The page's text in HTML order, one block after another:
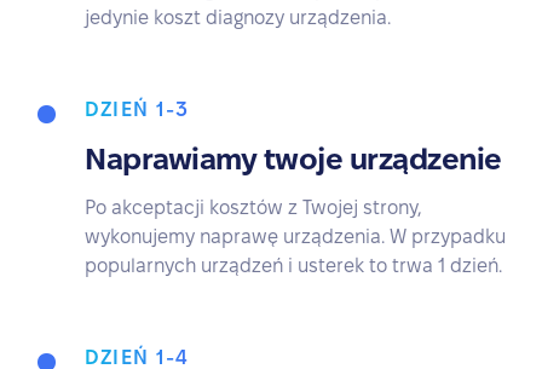
jedynie koszt diagnozy urządzenia.
DZIEŃ 1-3
Naprawiamy twoje urządzenie
Po akceptacji kosztów z Twojej strony,
wykonujemy naprawę urządzenia. W przypadku
popularnych urządzeń i usterek to trwa 1 dzień.
DZIEŃ 1-4